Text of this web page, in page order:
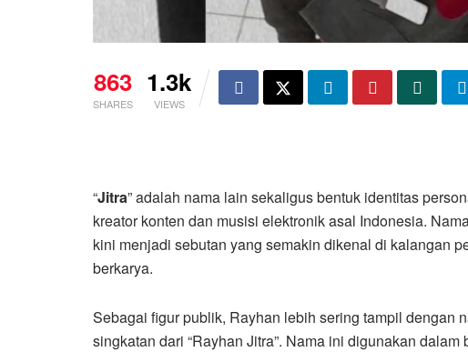
863
SHARES
1.3k
VIEWS
“Jitra” adalah nama lain sekaligus bentuk identitas
kreator konten dan musisi elektronik asal Indonesia.
kini menjadi sebutan yang semakin dikenal di kalangan
berkarya.
Sebagai figur publik, Rayhan lebih sering tampil dengan
singkatan dari “Rayhan Jitra”. Nama ini digunakan